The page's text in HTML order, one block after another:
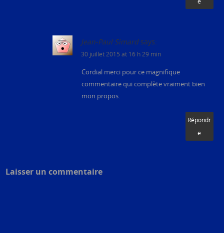
Jean-Paul Simard says:
30 juillet 2015 at 16 h 29 min
Cordial merci pour ce magnifique
commentaire qui complète vraiment bien
mon propos.
Répondr
e
Laisser un commentaire